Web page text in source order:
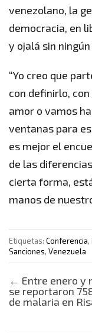
venezolano, la
democracia, en
y ojalá sin ningún
“Yo creo que
con definirlo,
amor o vamos
ventanas para
es mejor el
de las
cierta forma,
manos de
Etiquetas: Conferencia,
Sanciones, Venezuela
Post navigation
← Entre enero y
se reportaron
de malaria en